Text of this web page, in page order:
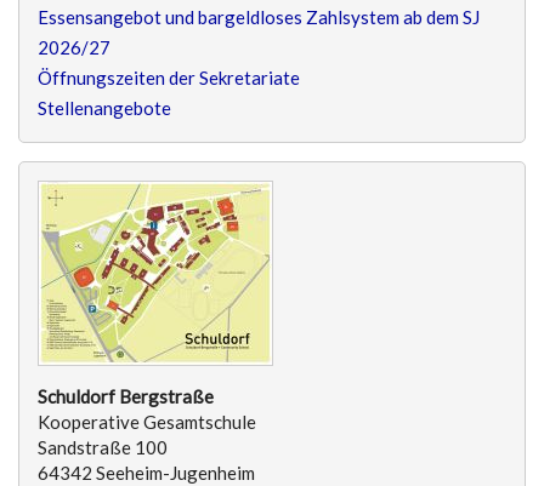
Essensangebot und bargeldloses Zahlsystem ab dem SJ
2026/27
Öffnungszeiten der Sekretariate
Stellenangebote
Schuldorf Bergstraße
Kooperative Gesamtschule
Sandstraße 100
64342 Seeheim-Jugenheim